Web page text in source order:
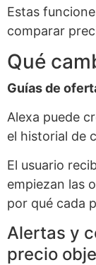
Estas
comparar
Qué
Guías de
Alexa puede
el historial de
El usuario
empiezan las
por qué cada
Alertas y
precio